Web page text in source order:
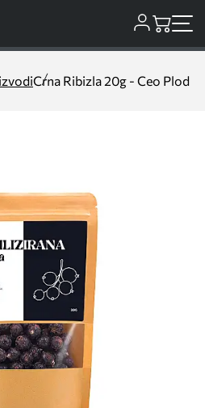
Crna Ribizla 20g - Ceo Plod